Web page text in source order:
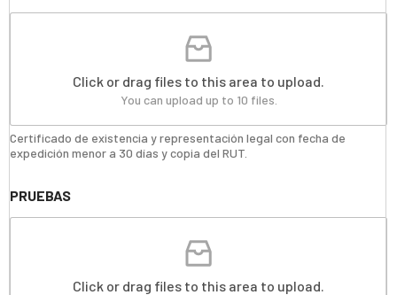
Click or drag files to this area to upload.
You can upload up to 10 files.
Certificado de existencia y representación legal con fecha de
expedición menor a 30 días y copia del RUT.
PRUEBAS
Click or drag files to this area to upload.